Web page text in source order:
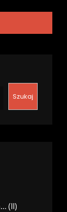
Szukaj
(II)